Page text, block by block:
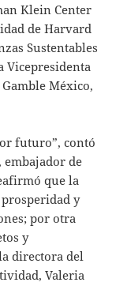
Klein Center
de Harvard
Sustentables
Vicepresidenta
México,
futuro”, contó
embajador de
que la
y
por otra
y
directora del
Valeria